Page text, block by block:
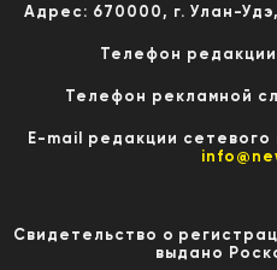
Адрес: 670000, г. Улан-
Телефон
Телефон рекламной
E-mail редакции сетевого
Свидетельство о
выдано